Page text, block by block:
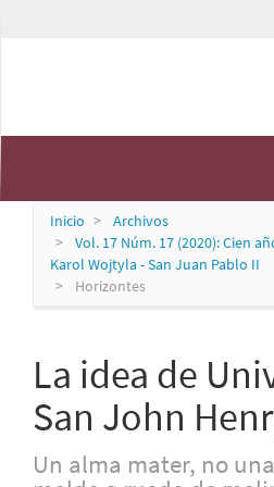
Inicio
Archivos
Vol. 17 Núm. 17 (2020): Cien
Karol Wojtyla - San Juan Pablo II
Horizontes
La idea de
San John
Un alma mater, no